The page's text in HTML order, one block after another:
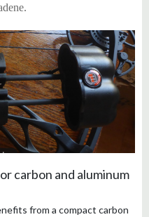
carbon and aluminum
from a compact carbon